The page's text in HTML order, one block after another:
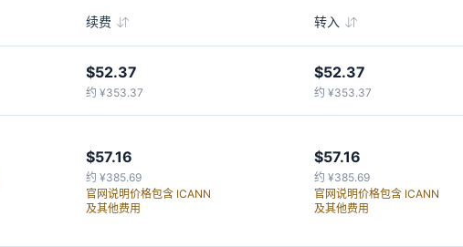
续费 转入
$52.37
约 ¥353.37
$52.37
约 ¥353.37
$57.16
约 ¥385.69
官网说明价格包含 ICANN
及其他费用
$57.16
约 ¥385.69
官网说明价格包含 ICANN
及其他费用